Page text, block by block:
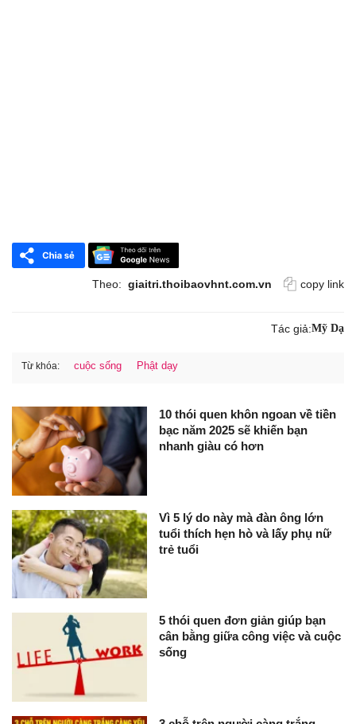
Theo: giaitri.thoibaovhnt.com.vn copy link
Tác giả:Mỹ Dạ
Từ khóa: cuộc sống Phật dạy
10 thói quen khôn ngoan về tiền
bạc năm 2025 sẽ khiến bạn
nhanh giàu có hơn
Vì 5 lý do này mà đàn ông lớn
tuổi thích hẹn hò và lấy phụ nữ
trẻ tuổi
5 thói quen đơn giản giúp bạn
cân bằng giữa công việc và cuộc
sống